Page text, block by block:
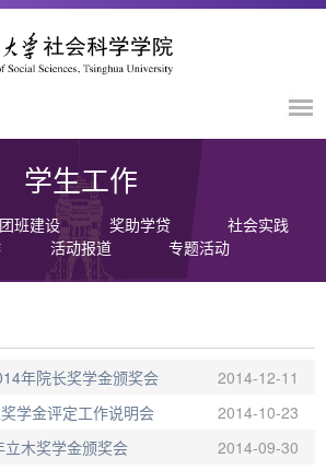
学生工作
班建设 奖助学贷
社会实践
活动报道 专题活动
2014-12-11
年院长奖学金颁奖会
2014-10-23
学金评定工作说明会
2014-09-30
木奖学金颁奖会